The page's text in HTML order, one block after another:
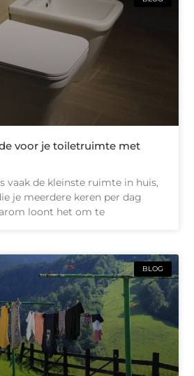
voor je toiletruimte met
vaak de kleinste ruimte in huis,
je meerdere keren per dag
loont het om te
BLOG